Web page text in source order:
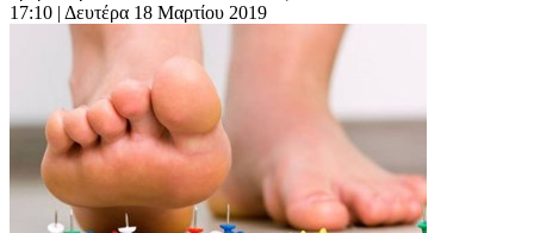
17:10 | Δευτέρα 18 Μαρτίου 2019